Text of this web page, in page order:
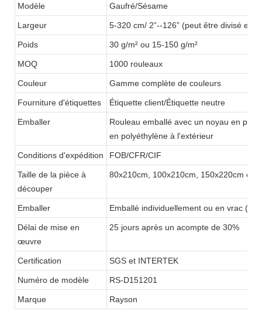
Modèle Gaufré/Sésame
Largeur 5-320 cm/ 2”--126” (peut être divisé en
Poids 30 g/m² ou 15-150 g/m²
MOQ 1000 rouleaux
Couleur Gamme complète de couleurs
Fourniture d'étiquettes Étiquette client/Étiquette neutre
Emballer
Rouleau emballé avec un noyau en
en polyéthylène à l'extérieur
Conditions d'expédition FOB/CFR/CIF
Taille de la pièce à
découper
80x210cm, 100x210cm, 150x220cm ou
Emballer Emballé individuellement ou en vrac (15
Délai de mise en
œuvre
25 jours après un acompte de 30%
Certification SGS et INTERTEK
Numéro de modèle RS-D151201
Marque Rayson